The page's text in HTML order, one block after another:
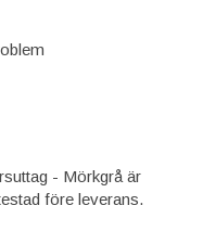
- Mörkgrå är
före leverans.